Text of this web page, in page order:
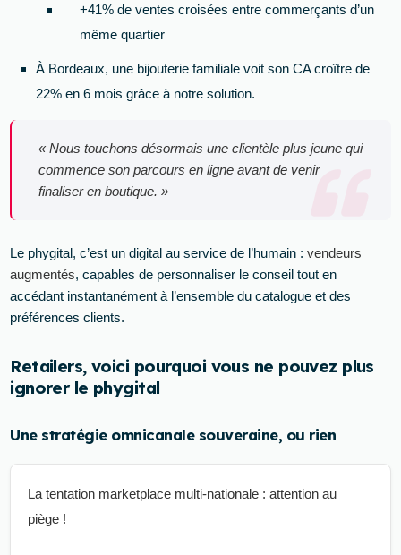
+41% de ventes croisées entre commerçants d’un
même quartier
À Bordeaux, une bijouterie familiale voit son CA croître de
22% en 6 mois grâce à notre solution.
« Nous touchons désormais une clientèle plus jeune qui
commence son parcours en ligne avant de venir
finaliser en boutique. »
Le phygital, c’est un digital au service de l’humain :vendeurs
augmentés, capables de personnaliser le conseil tout en
accédant instantanément à l’ensemble du catalogue et des
préférences clients.
Retailers, voici pourquoi vous ne pouvez plus
ignorer le phygital
Une stratégie omnicanale souveraine, ou rien
La tentation marketplace multi-nationale : attention au
piège !